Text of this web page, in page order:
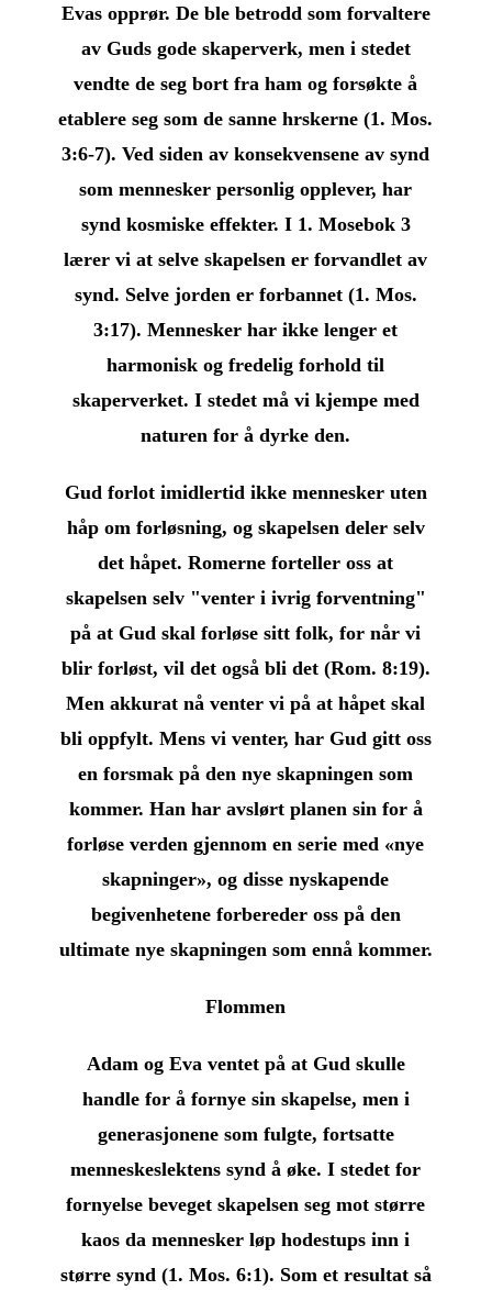
Evas opprør. De ble betrodd som forvaltere
av Guds gode skaperverk, men i stedet
vendte de seg bort fra ham og forsøkte å
etablere seg som de sanne hrskerne (1. Mos.
3:6-7). Ved siden av konsekvensene av synd
som mennesker personlig opplever, har
synd kosmiske effekter. I 1. Mosebok 3
lærer vi at selve skapelsen er forvandlet av
synd. Selve jorden er forbannet (1. Mos.
3:17). Mennesker har ikke lenger et
harmonisk og fredelig forhold til
skaperverket. I stedet må vi kjempe med
naturen for å dyrke den.
Gud forlot imidlertid ikke mennesker uten
håp om forløsning, og skapelsen deler selv
det håpet. Romerne forteller oss at
skapelsen selv "venter i ivrig forventning"
på at Gud skal forløse sitt folk, for når vi
blir forløst, vil det også bli det (Rom. 8:19).
Men akkurat nå venter vi på at håpet skal
bli oppfylt. Mens vi venter, har Gud gitt oss
en forsmak på den nye skapningen som
kommer. Han har avslørt planen sin for å
forløse verden gjennom en serie med «nye
skapninger», og disse nyskapende
begivenhetene forbereder oss på den
ultimate nye skapningen som ennå kommer.
Flommen
Adam og Eva ventet på at Gud skulle
handle for å fornye sin skapelse, men i
generasjonene som fulgte, fortsatte
menneskeslektens synd å øke. I stedet for
fornyelse beveget skapelsen seg mot større
kaos da mennesker løp hodestups inn i
større synd (1. Mos. 6:1). Som et resultat så